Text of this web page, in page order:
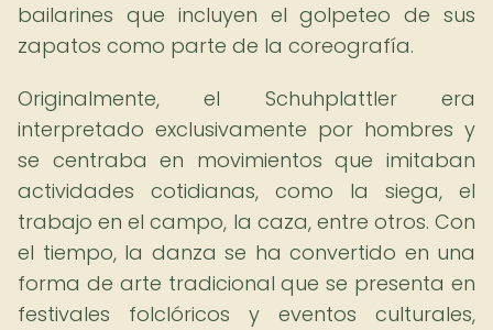
bailarines que incluyen el golpeteo de sus
zapatos como parte de la coreografía.
Originalmente, el Schuhplattler era
interpretado exclusivamente por hombres y
se centraba en movimientos que imitaban
actividades cotidianas, como la siega, el
trabajo en el campo, la caza, entre otros. Con
el tiempo, la danza se ha convertido en una
forma de arte tradicional que se presenta en
festivales folclóricos y eventos culturales,